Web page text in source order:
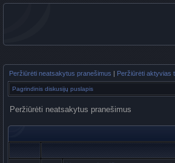
Peržiūrėti neatsakytus pranešimus | Peržiūrėti aktyvias
Pagrindinis diskusijų puslapis
Peržiūrėti neatsakytus pranešimus